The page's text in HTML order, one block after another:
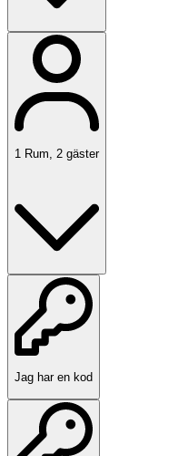
1 Rum 2 gäster
Jag har en kod